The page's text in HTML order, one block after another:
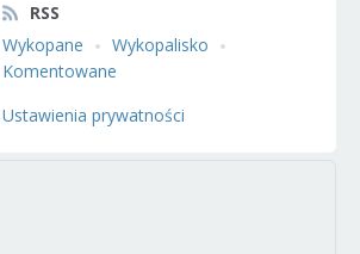
RSS
Wykopane
Wykopalisko
Komentowane
Ustawienia prywatności